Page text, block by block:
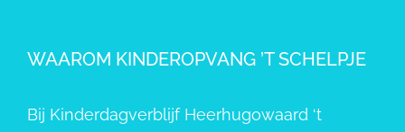
WAAROM KINDEROPVANG ’T SCHELPJE
Bij Kinderdagverblijf Heerhugowaard ‘t